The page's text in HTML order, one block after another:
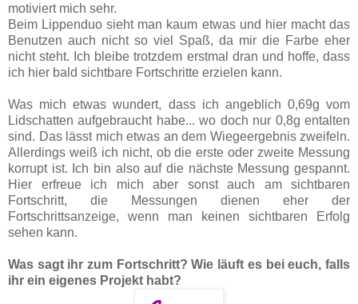
motiviert mich sehr.
Beim Lippenduo sieht man kaum etwas und hier macht das
Benutzen auch nicht so viel Spaß, da mir die Farbe eher
nicht steht. Ich bleibe trotzdem erstmal dran und hoffe, dass
ich hier bald sichtbare Fortschritte erzielen kann.
Was mich etwas wundert, dass ich angeblich 0,69g vom
Lidschatten aufgebraucht habe... wo doch nur 0,8g entalten
sind. Das lässt mich etwas an dem Wiegeergebnis zweifeln.
Allerdings weiß ich nicht, ob die erste oder zweite Messung
korrupt ist. Ich bin also auf die nächste Messung gespannt.
Hier erfreue ich mich aber sonst auch am sichtbaren
Fortschritt, die Messungen dienen eher der
Fortschrittsanzeige, wenn man keinen sichtbaren Erfolg
sehen kann.
Was sagt ihr zum Fortschritt? Wie läuft es bei euch, falls
ihr ein eigenes Projekt habt?